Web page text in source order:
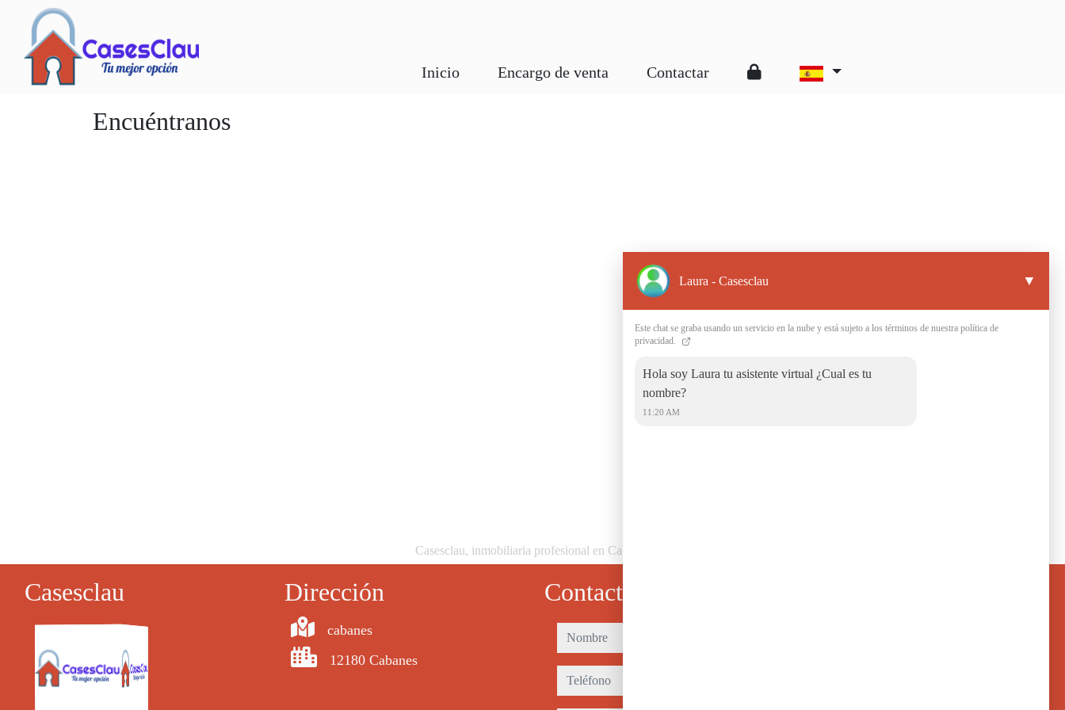
Inicio Encargo de venta Contactar
Encuéntranos
Casesclau, inmobiliaria profesional en Cabanes
Laura - Casesclau ▼
Este chat se graba usando un servicio en la nube y está sujeto a los términos de nuestra política de
privacidad.
Hola soy Laura tu asistente virtual ¿Cual es tu
nombre?
11:20 AM
Casesclau Dirección
cabanes
12180 Cabanes
Contacto
nombre
teléfono